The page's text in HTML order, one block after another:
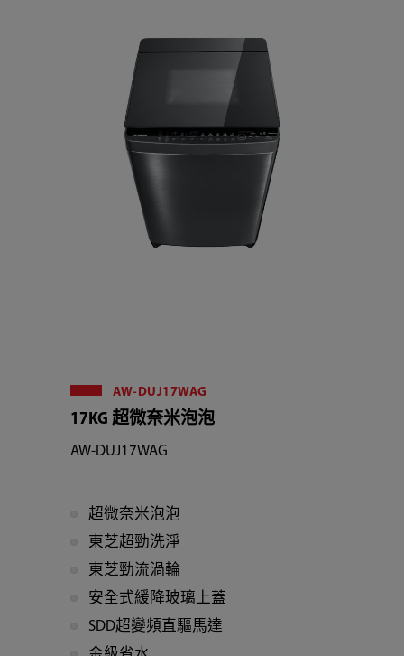
AW-DUJ17WAG
17KG 超微奈米泡泡
AW-DUJ17WAG
超微奈米泡泡
東芝超勁洗淨
東芝勁流渦輪
安全式緩降玻璃上蓋
SDD超變頻直驅馬達